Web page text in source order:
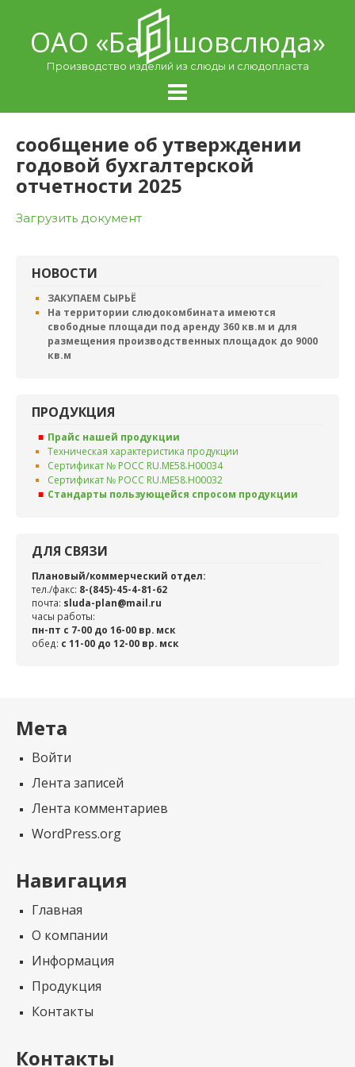
contentОАО «Балашовcлюда»
Производство изделий из слюды и слюдопласта
сообщение об утверждении
годовой бухгалтерской
отчетности 2025
Загрузить документ
НОВОСТИ
ЗАКУПАЕМ СЫРЬЁ
На территории слюдокомбината имеются
свободные площади под аренду 360 кв.м и для
размещения производственных площадок до 9000
кв.м
ПРОДУКЦИЯ
Прайс нашей продукции
Техническая характеристика продукции
Сертификат № РОСС RU.ME58.H00034
Сертификат № РОСС RU.ME58.H00032
Стандарты пользующейся спросом продукции
ДЛЯ СВЯЗИ
Плановый/коммерческий отдел:
тел./факс: 8-(845)-45-4-81-62
почта: sluda-plan@mail.ru
часы работы:
пн-пт с 7-00 до 16-00 вр. мск
обед: c 11-00 до 12-00 вр. мск
Мета
Войти
Лента записей
Лента комментариев
WordPress.org
Навигация
Главная
О компании
Информация
Продукция
Контакты
Контакты